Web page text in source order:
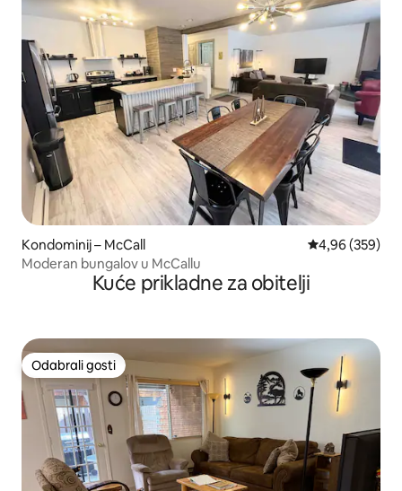
Kondominij – McCall Prosječna
4,96 (359)
Moderan bungalov u McCallu
Kuće prikladne za obitelji
Odabrali gosti
Odabrali gosti